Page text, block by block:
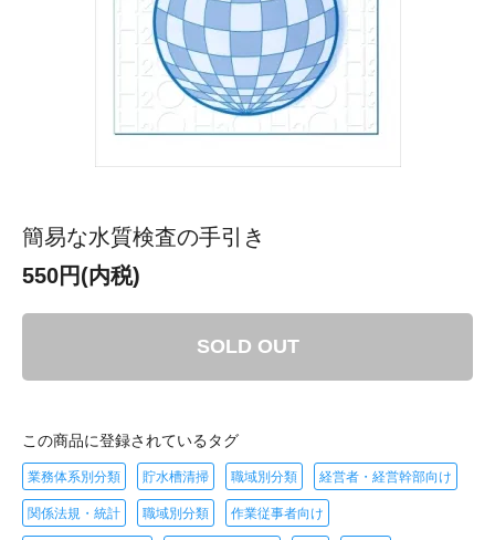
簡易な水質検査の手引き
550円(内税)
SOLD OUT
この商品に登録されているタグ
業務体系別分類 貯水槽清掃 職域別分類 経営者・経営幹部向け
関係法規・統計 職域別分類 作業従事者向け